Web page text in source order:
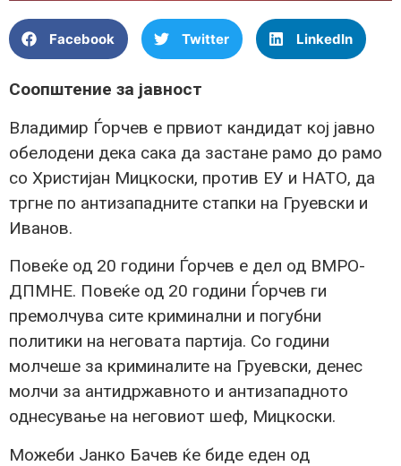
Facebook Twitter LinkedIn
Соопштение за јавност
Владимир Ѓорчев е првиот кандидат кој јавно
обелодени дека сака да застане рамо до рамо
со Христијан Мицкоски, против ЕУ и НАТО, да
тргне по антизападните стапки на Груевски и
Иванов.
Повеќе од 20 години Ѓорчев е дел од ВМРО-
ДПМНЕ. Повеќе од 20 години Ѓорчев ги
премолчува сите криминални и погубни
политики на неговата партија. Со години
молчеше за криминалите на Груевски, денес
молчи за антидржавното и антизападното
однесување на неговиот шеф, Мицкоски.
Можеби Јанко Бачев ќе биде еден од